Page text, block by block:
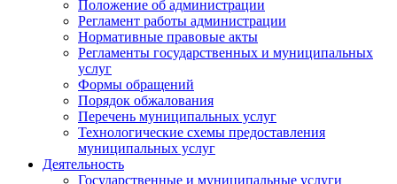
Положение об администрации
Регламент работы администрации
Нормативные правовые акты
Регламенты государственных и муниципальных
услуг
Формы обращений
Порядок обжалования
Перечень муниципальных услуг
Технологические схемы предоставления
муниципальных услуг
Деятельность
Государственные и муниципальные услуги